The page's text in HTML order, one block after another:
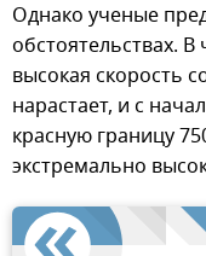
Однако ученые
обстоятельствах.
высокая скорость
нарастает, и с
красную границу
экстремально